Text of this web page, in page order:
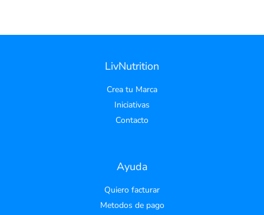
LivNutrition
Crea tu Marca
Iniciativas
Contacto
Ayuda
Quiero facturar
Metodos de pago